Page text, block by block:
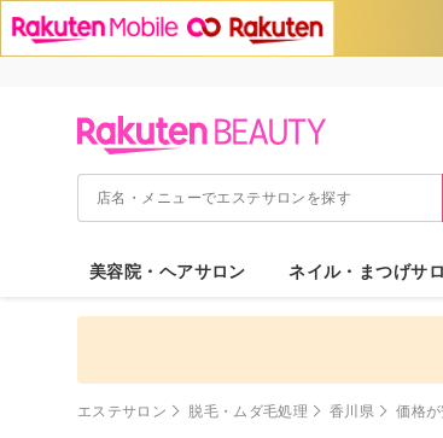
美容院・ヘアサロン ネイル・まつげサ
エステサロン 脱毛・ムダ毛処理 香川県 価格